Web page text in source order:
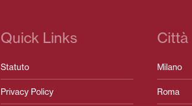
Quick Links
Statuto
Privacy Policy
Città
Milano
Roma